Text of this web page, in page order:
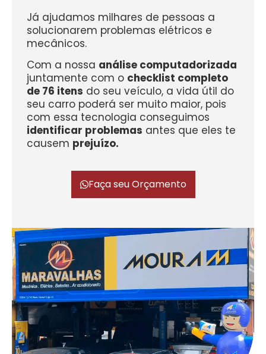
Já ajudamos milhares de pessoas a
solucionarem problemas elétricos e
mecânicos.
Com a nossa análise computadorizada
juntamente com o checklist completo
de 76 itens do seu veículo, a vida útil do
seu carro poderá ser muito maior, pois
com essa tecnologia conseguimos
identificar problemas antes que eles te
causem prejuízo.
Faça seu Orçamento